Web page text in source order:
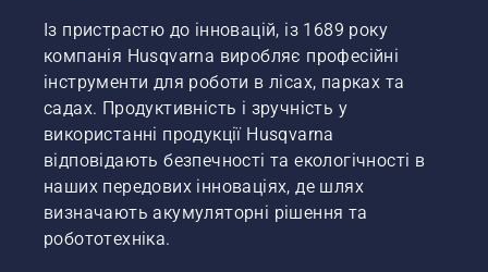
Із пристрастю до інновацій, із 1689 року
компанія Husqvarna виробляє професійні
інструменти для роботи в лісах, парках та
садах. Продуктивність і зручність у
використанні продукції Husqvarna
відповідають безпечності та екологічності в
наших передових інноваціях, де шлях
визначають акумуляторні рішення та
робототехніка.